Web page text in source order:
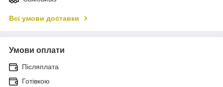
Всі умови доставки
Умови оплати
Післяплата
Готівкою